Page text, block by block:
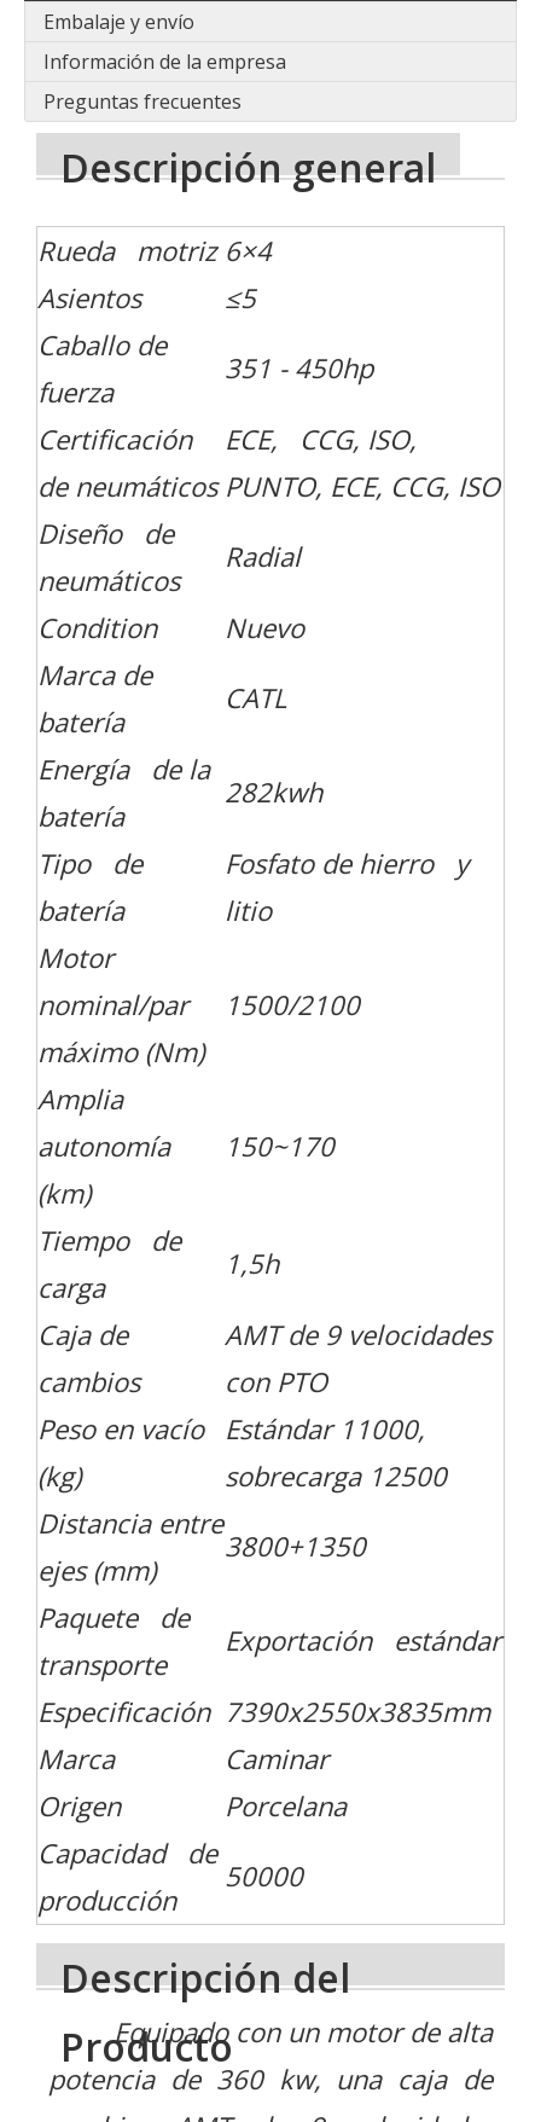
Embalaje y envío
Información de la empresa
Preguntas frecuentes
Descripción general
Rueda motriz 6×4
Asientos
≤5
Caballo de
fuerza
351 - 450hp
Certificación
de neumáticos
ECE, CCG, ISO,
PUNTO, ECE, CCG, ISO
Diseño de
neumáticos
Radial
Condition
Nuevo
Marca de
batería
CATL
Energía de la
batería
282kwh
Tipo de
batería
Fosfato de hierro y
litio
Motor
nominal/par
máximo (Nm)
1500/2100
Amplia
autonomía
(km)
150~170
Tiempo de
carga
1,5h
Caja de
cambios
AMT de 9 velocidades
con PTO
Peso en vacío
(kg)
Estándar 11000,
sobrecarga 12500
Distancia entre
ejes (mm)
3800+1350
Paquete de
transporte
Exportación estándar
Especificación 7390x2550x3835mm
Marca
Caminar
Origen
Porcelana
Capacidad de
producción
50000
Descripción del
Producto
Equipado con un motor de alta
potencia de 360 ​​kw, una caja de